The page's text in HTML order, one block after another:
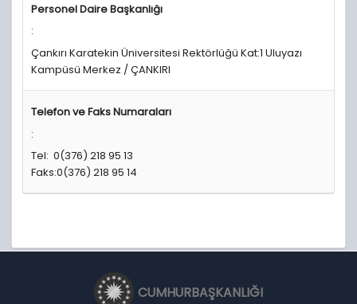
Personel Daire Başkanlığı
:
Çankırı Karatekin Üniversitesi Rektörlüğü Kat:1 Uluyazı
Kampüsü Merkez / ÇANKIRI
Telefon ve Faks Numaraları
:
Tel: 0(376) 218 95 13
Faks:0(376) 218 95 14
CUMHURBAŞKANLIĞI